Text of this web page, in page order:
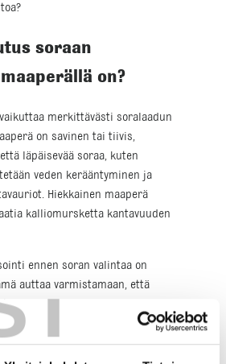
soraan
on?
merkittävästi soralaadun
on savinen tai tiivis,
läpäisevää soraa, kuten
veden kerääntyminen ja
Hiekkainen maaperä
kalliomursketta kantavuuden
ennen soran valintaa on
auttaa varmistamaan, että
tukee maaperän ominaisuuksia ja